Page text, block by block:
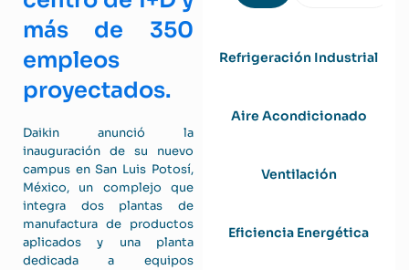
más de 350
empleos
proyectados.
Daikin anunció la
inauguración de su nuevo
campus en San Luis Potosí,
México, un complejo que
integra dos plantas de
manufactura de productos
aplicados y una planta
dedicada a equipos
Refrigeración Industrial
Aire Acondicionado
Ventilación
Eficiencia Energética